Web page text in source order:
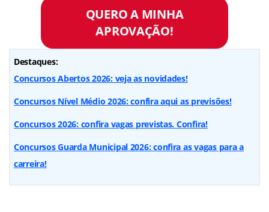
QUERO A MINHA
APROVAÇÃO!
Destaques:
Concursos Abertos 2026: veja as novidades!
Concursos Nível Médio 2026: confira aqui as previsões!
Concursos 2026: confira vagas previstas. Confira!
Concursos Guarda Municipal 2026: confira as vagas para a
carreira!